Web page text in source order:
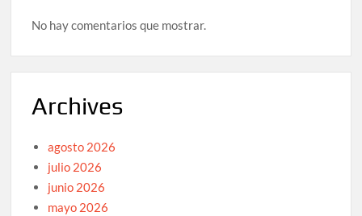
No hay comentarios que mostrar.
Archives
agosto 2026
julio 2026
junio 2026
mayo 2026